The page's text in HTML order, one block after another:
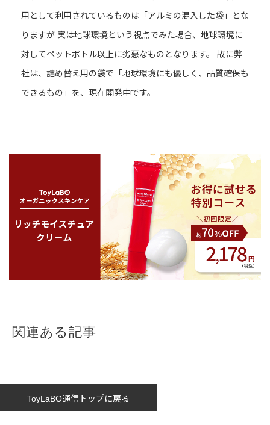
用として利用されているものは「アルミの混入した袋」とな
りますが 実は地球環境という視点でみた場合、地球環境に
対してペットボトル以上に劣悪なものとなります。 故に弊
社は、詰め替え用の袋で「地球環境にも優しく、品質確保も
できるもの」を、現在開発中です。
関連ある記事
ToyLaBO通信トップに戻る